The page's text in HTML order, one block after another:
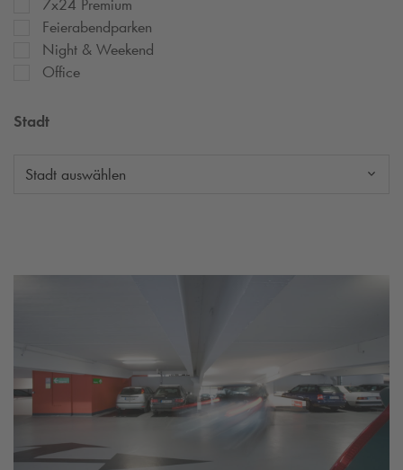
7x24 Premium
Feierabendparken
Night & Weekend
Office
Stadt
Stadt auswählen